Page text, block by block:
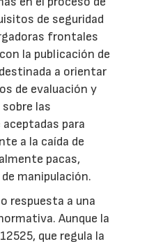
de seguridad
frontales
la publicación de
a orientar
de evaluación y
las
para
a la caída de
pacas,
manipulación.
respuesta a una
Aunque la
que regula la